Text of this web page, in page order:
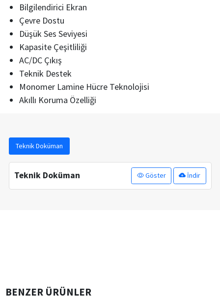
Bilgilendirici Ekran
Çevre Dostu
Düşük Ses Seviyesi
Kapasite Çeşitliliği
AC/DC Çıkış
Teknik Destek
Monomer Lamine Hücre Teknolojisi
Akıllı Koruma Özelliği
Teknik Doküman
Teknik Doküman Göster İndir
BENZER ÜRÜNLER